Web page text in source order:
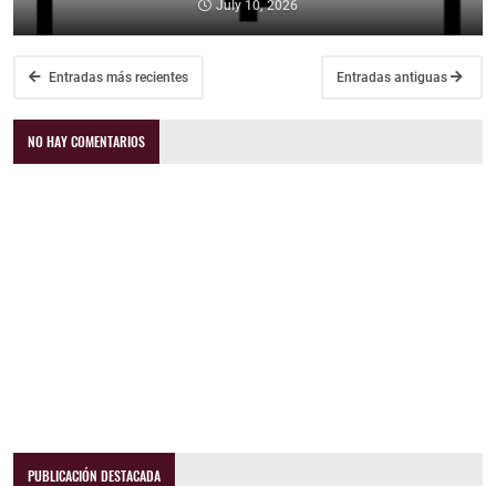
July 10, 2026
Entradas más recientes Entradas antiguas
NO HAY COMENTARIOS
PUBLICACIÓN DESTACADA